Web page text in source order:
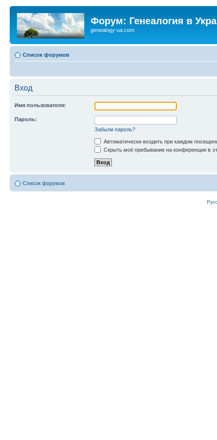
Форум: Генеалогия в
genealogy-ua.com
Список форумов
Вход
Имя пользователя:
Пароль:
Забыли пароль?
Автоматически входить при каждом
Скрыть моё пребывание на конференции в
Список форумов